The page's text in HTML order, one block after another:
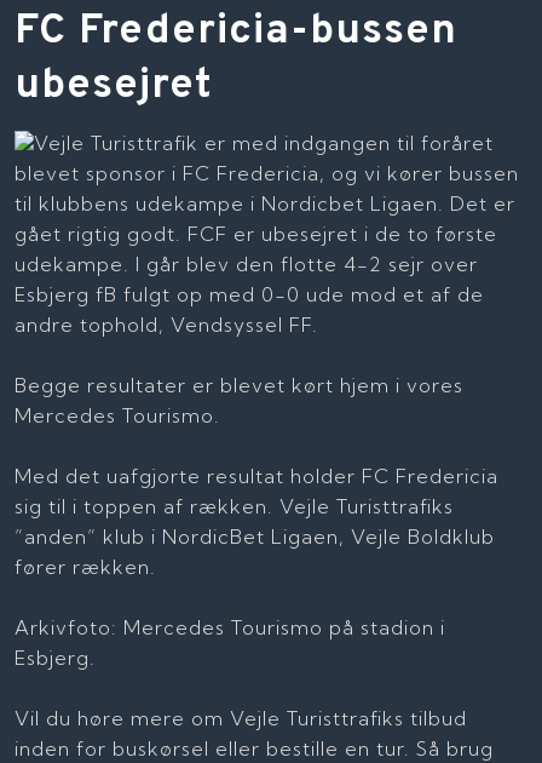
​FC Fredericia-bussen
ubesejret
Vejle Turisttrafik er med indgangen til foråret
blevet sponsor i FC Fredericia, og vi kører bussen
til klubbens udekampe i Nordicbet Ligaen. Det er
gået rigtig godt. FCF er ubesejret i de to første
udekampe. I går blev den flotte 4-2 sejr over
Esbjerg fB fulgt op med 0-0 ude mod et af de
andre tophold, Vendsyssel FF.
Begge resultater er blevet kørt hjem i vores
Mercedes Tourismo.
Med det uafgjorte resultat holder FC Fredericia
sig til i toppen af rækken. Vejle Turisttrafiks
”anden” klub i NordicBet Ligaen, Vejle Boldklub
fører rækken.
Arkivfoto: Mercedes Tourismo på stadion i
Esbjerg.
Vil du høre mere om Vejle Turisttrafiks tilbud
inden for buskørsel eller bestille en tur. Så brug